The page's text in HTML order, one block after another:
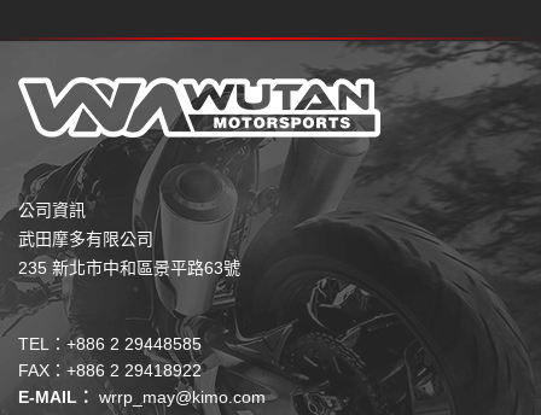
公司資訊
武田摩多有限公司
235 新北市中和區景平路63號
TEL：+886 2 29448585
FAX：+886 2 29418922
E-MAIL： wrrp_may@kimo.com